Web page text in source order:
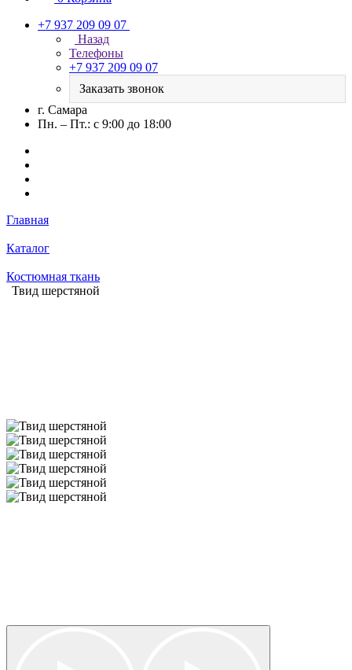
+7 937 209 09 07
Назад
Телефоны
+7 937 209 09 07
Заказать звонок
г. Самара
Пн. – Пт.: с 9:00 до 18:00
Главная
Каталог
Костюмная ткань
Твид шерстяной